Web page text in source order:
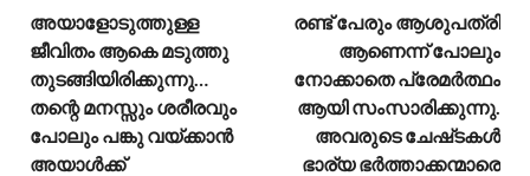
അയാളോടുത്തുള്ള
ജീവിതം ആകെ മടുത്തു
തുടങ്ങിയിരിക്കുന്നു…
തന്റെ മനസ്സും ശരീരവും
പോലും പങ്കു വയ്ക്കാൻ
അയാൾക്ക്‌
രണ്ട് പേരും ആശുപത്രി
ആണെന്ന് പോലും
നോക്കാതെ പ്രേമർത്ഥം
ആയി സംസാരിക്കുന്നു.
അവരുടെ ചേഷ്‌ടകൾ
ഭാര്യ ഭർത്താക്കന്മാരെ